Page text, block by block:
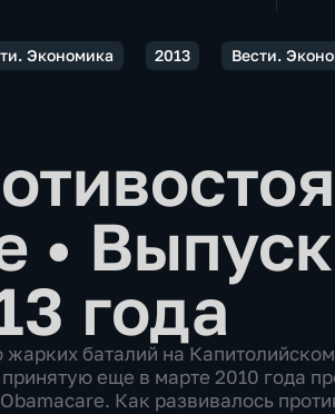
Экономика 2013 Вести.
•
года
баталий на
еще в марте 2010 года
Как развивалось